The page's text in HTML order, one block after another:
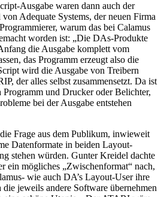
Ausgabe waren dann auch der
Adequate Systems, der neuen Firma
warum das bei Calamus
worden ist: „Die DAs-Produkte
die Ausgabe komplett vom
das Programm erzeugt also die
wird die Ausgabe von Treibern
der alles selbst zusammensetzt. Da ist
Programm und Drucker oder Belichter,
bei der Ausgabe entstehen
Frage aus dem Publikum, inwieweit
Datenformate in beiden Layout-
stehen würden. Gunter Kreidel dachte
ein mögliches „Zwischenformat“ nach,
wie auch DA’s Layout-User ihre
jeweils andere Software übernehmen